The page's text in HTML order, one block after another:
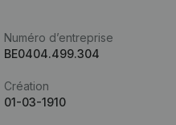
Numéro d’entreprise
BE0404.499.304
Création
01-03-1910